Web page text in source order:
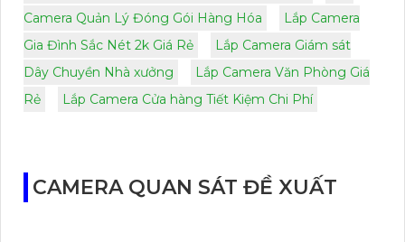
Camera Quản Lý Đóng Gói Hàng Hóa
Lắp Camera
Gia Đình Sắc Nét 2k Giá Rẻ
Lắp Camera Giám sát
Dây Chuyền Nhà xưởng
Lắp Camera Văn Phòng Giá
Rẻ
Lắp Camera Cửa hàng Tiết Kiệm Chi Phí
CAMERA QUAN SÁT ĐỀ XUẤT